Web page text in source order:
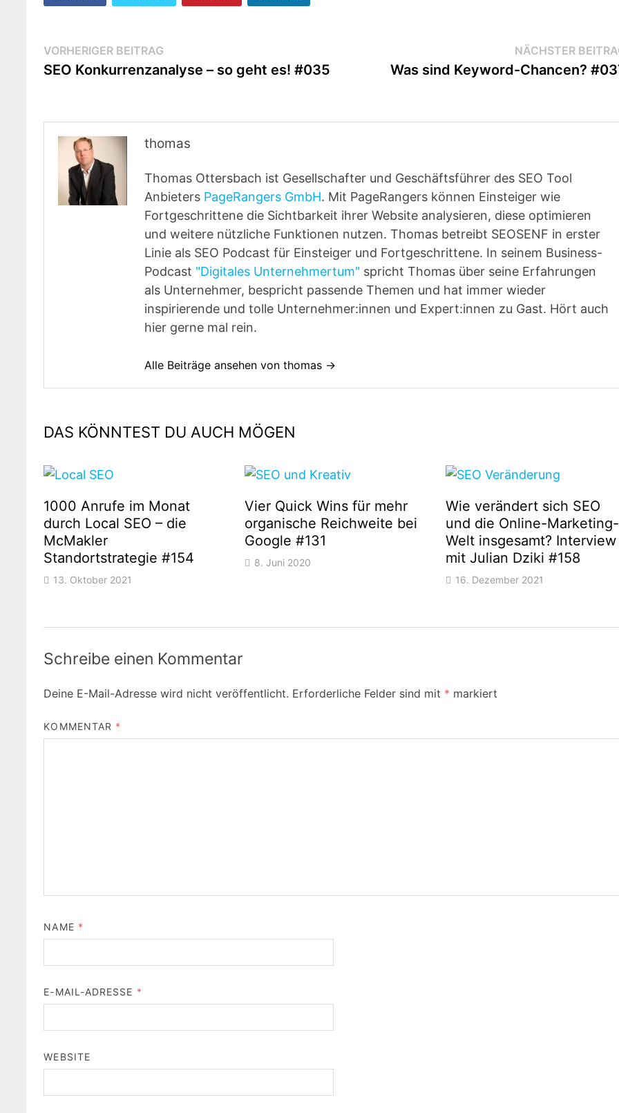
Beitragsnavigation
VORHERIGER BEITRAG
Beitrag:
SEO Konkurrenzanalyse – so geht es! #035
NÄCHSTER
Was sind Keyword-Chancen?
thomas
Thomas Ottersbach ist Gesellschafter und Geschäftsführer des SEO Tool
Anbieters PageRangers GmbH. Mit PageRangers können Einsteiger wie
Fortgeschrittene die Sichtbarkeit ihrer Website analysieren, diese optimieren
und weitere nützliche Funktionen nutzen. Thomas betreibt SEOSENF in erster
Linie als SEO Podcast für Einsteiger und Fortgeschrittene. In seinem Business-
Podcast "Digitales Unternehmertum" spricht Thomas über seine Erfahrungen
als Unternehmer, bespricht passende Themen und hat immer wieder
inspirierende und tolle Unternehmer:innen und Expert:innen zu Gast. Hört auch
hier gerne mal rein.
Alle Beiträge ansehen von thomas →
DAS KÖNNTEST DU AUCH MÖGEN
1000 Anrufe im Monat
durch Local SEO – die
McMakler
Standortstrategie #154
13. Oktober 2021
Vier Quick Wins für mehr
organische Reichweite bei
Google #131
8. Juni 2020
Wie verändert sich SEO
und die Online-Marketing-
Welt insgesamt? Interview
mit Julian Dziki #158
16. Dezember 2021
Schreibe einen Kommentar
Deine E-Mail-Adresse wird nicht veröffentlicht. Erforderliche Felder sind mit * markiert
KOMMENTAR *
NAME *
E-MAIL-ADRESSE *
WEBSITE